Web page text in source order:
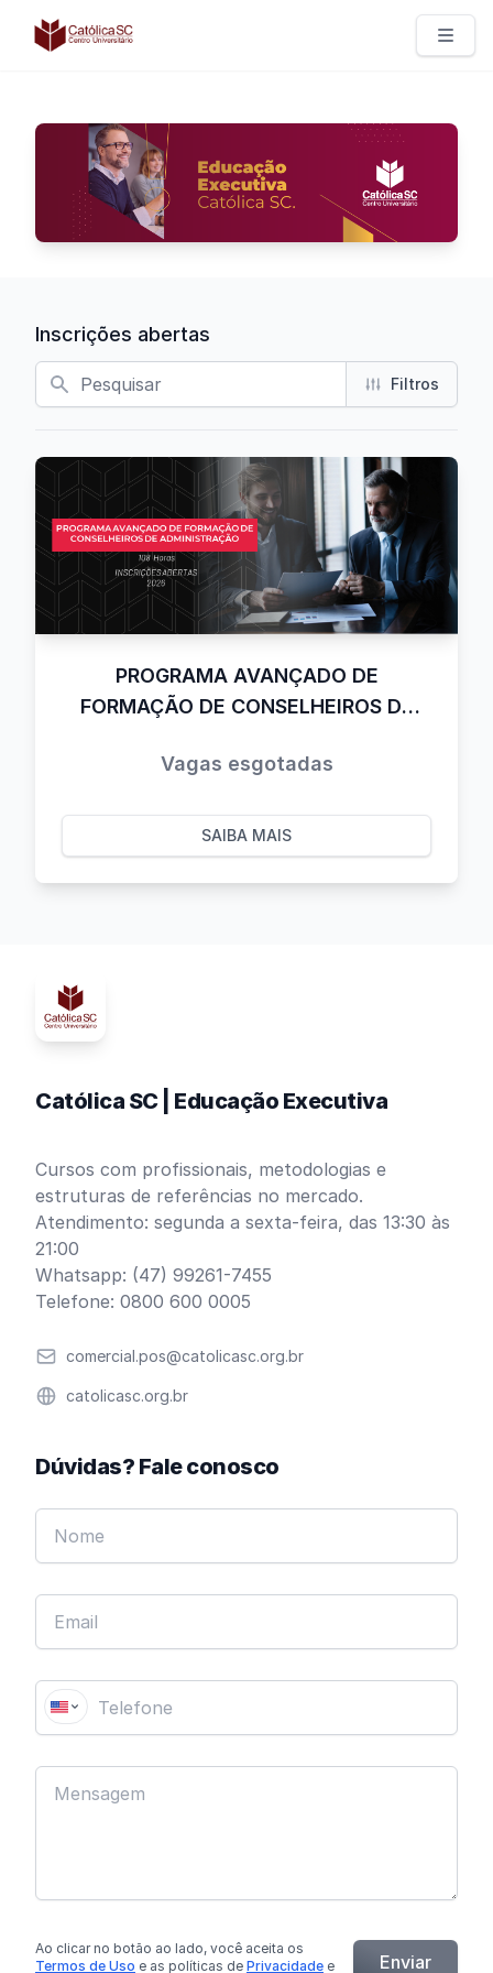
Católica SC | Educação Executiva
Inscrições abertas
Busca Filtros
PROGRAMA AVANÇADO DE
FORMAÇÃO DE CONSELHEIROS DE
Vagas esgotadas
SAIBA MAIS
Católica SC | Educação Executiva
Cursos com profissionais, metodologias e
estruturas de referências no mercado.
Atendimento: segunda a sexta-feira, das 13:30 às
21:00
Whatsapp: (47) 99261-7455
Telefone: 0800 600 0005
Emailcomercial.pos@catolicasc.org.br
Websitecatolicasc.org.br
Dúvidas? Fale conosco
Ao clicar no botão ao lado, você aceita os
Termos de Uso e as políticas de Privacidade e Enviar